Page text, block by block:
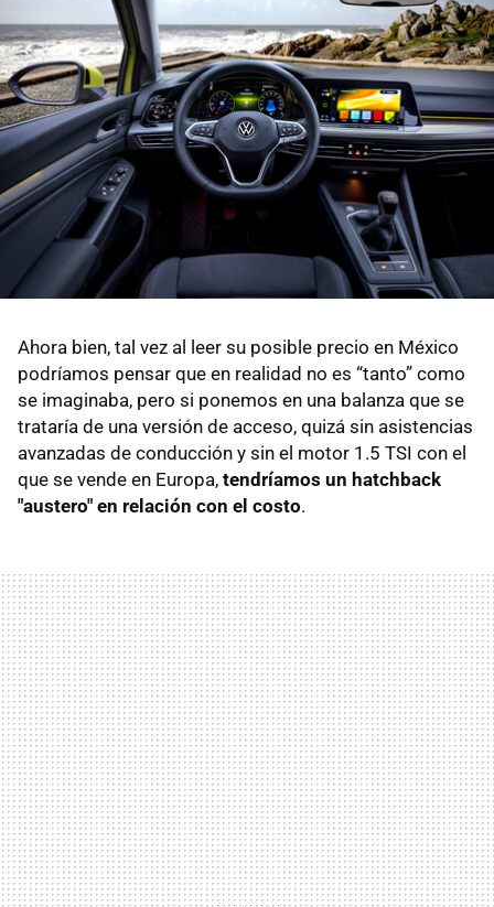
Ahora bien, tal vez al leer su posible precio en México
podríamos pensar que en realidad no es “tanto” como
se imaginaba, pero si ponemos en una balanza que se
trataría de una versión de acceso, quizá sin asistencias
avanzadas de conducción y sin el motor 1.5 TSI con el
que se vende en Europa, tendríamos un hatchback
"austero" en relación con el costo.